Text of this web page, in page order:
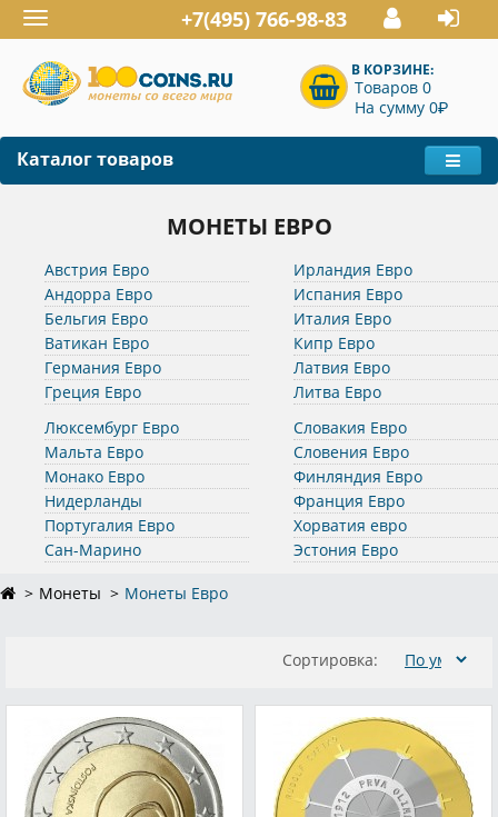
Toggle
navigation
+7(495) 766-98-83
В КОРЗИНЕ:
Товаров 0
На сумму 0P
Каталог товаров
МОНЕТЫ ЕВРО
Австрия Евро
Андорра Евро
Бельгия Евро
Ватикан Евро
Германия Евро
Греция Евро
Ирландия Евро
Испания Евро
Италия Евро
Кипр Евро
Латвия Евро
Литва Евро
Люксембург Евро
Мальта Евро
Монако Евро
Нидерланды
Португалия Евро
Сан-Марино
Словакия Евро
Словения Евро
Финляндия Евро
Франция Евро
Хорватия евро
Эстония Евро
Монеты Монеты Евро
Сортировка: